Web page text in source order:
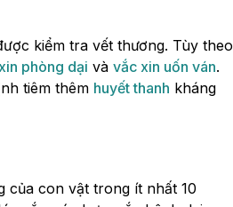
kiểm tra vết thương. Tùy theo
phòng dại và vắc xin uốn ván.
tiêm thêm huyết thanh kháng
của con vật trong ít nhất 10